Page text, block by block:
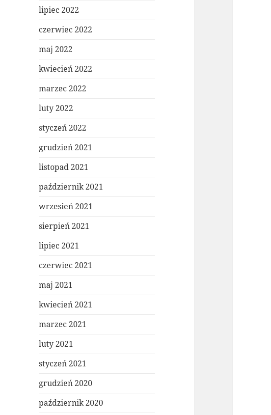
lipiec 2022
czerwiec 2022
maj 2022
kwiecień 2022
marzec 2022
luty 2022
styczeń 2022
grudzień 2021
listopad 2021
październik 2021
wrzesień 2021
sierpień 2021
lipiec 2021
czerwiec 2021
maj 2021
kwiecień 2021
marzec 2021
luty 2021
styczeń 2021
grudzień 2020
październik 2020